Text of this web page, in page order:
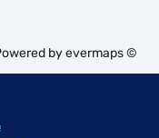
byevermaps ©